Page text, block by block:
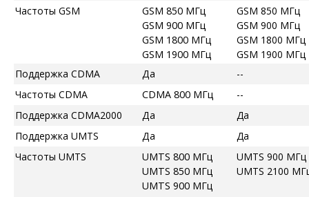
Частоты GSM
GSM 850 МГц
GSM 900 МГц
GSM 1800 МГц
GSM 1900 МГц
GSM 850 МГц
GSM 900 МГц
GSM 1800 МГц
GSM 1900 МГц
Поддержка CDMA
Да
--
Частоты CDMA
CDMA 800 МГц
--
Поддержка CDMA2000
Да
Да
Поддержка UMTS
Да
Да
Частоты UMTS
UMTS 800 МГц
UMTS 850 МГц
UMTS 900 МГц
UMTS 900 МГц
UMTS 2100